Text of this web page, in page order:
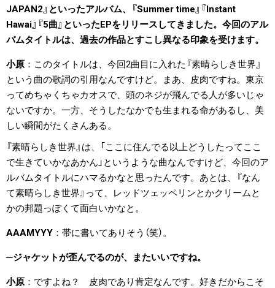
JAPAN2』といったアルバム、『Summer time』『Instant
Hawai』『5曲』といったEPをリリースしてきました。今回のアル
バムタイトルは、過去の作品とすこし異なる印象を受けます。
小原
このタイトルは、今回2曲目に入れた『素晴らしき世界』
という曲の歌詞の引用なんですけど。まあ、皮肉ですね。東京
ってめちゃくちゃカオスで、頭のネジが飛んでる人が多いじゃ
ないですか。一方、そうしたなかでも生まれる命があるし、美
しい瞬間がたくさんある。
『素晴らしき世界』は、「ここに住んでる以上どうしたってここ
で生きていかなあかん」というような曲なんですけど、今回のア
ルバムタイトルにハマるかなと思ったんです。あとは、『なん
て素晴らしき世界』って、レッドツェッペリンとかクリームと
かの邦題っぽくて面白いかなと。
AAAMYYY 帯に書いてありそう（笑）。
ジャケットが歪んでるのが、またいいですね。
小原 ですよね？ 皮肉であり肯定なんです。好きだからこそ